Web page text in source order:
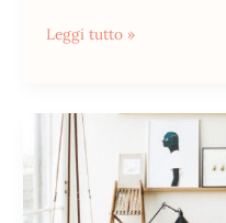
Leggi tutto »
Un
luminoso
loft
ad